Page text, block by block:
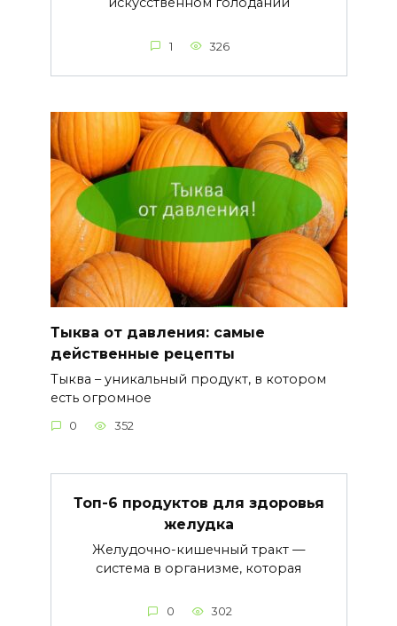
1 326
Тыква от давления: самые
действенные рецепты
Тыква – уникальный продукт, в котором
есть огромное
0 352
Топ-6 продуктов для здоровья
желудка
Желудочно-кишечный тракт —
система в организме, которая
0 302